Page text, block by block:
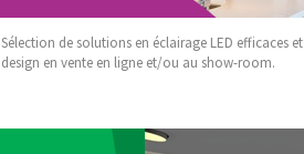
Sélection de solutions en éclairage LED efficaces et
design en vente en ligne et/ou au show-room.